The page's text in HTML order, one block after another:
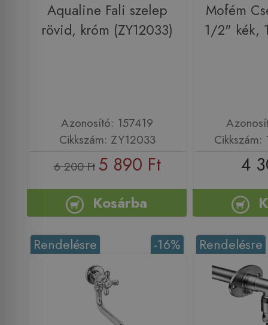
Aqualine Fali szelep
rövid, króm (ZY12033)
Azonosító: 157419
Cikkszám: ZY12033
6 200 Ft 5 890 Ft
Kosárba
Mofém
1/2" kék,
4
-16%
Rendelésre Rendelésre